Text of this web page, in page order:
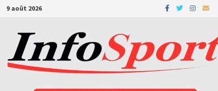
Passer
contenu
9 août 2026